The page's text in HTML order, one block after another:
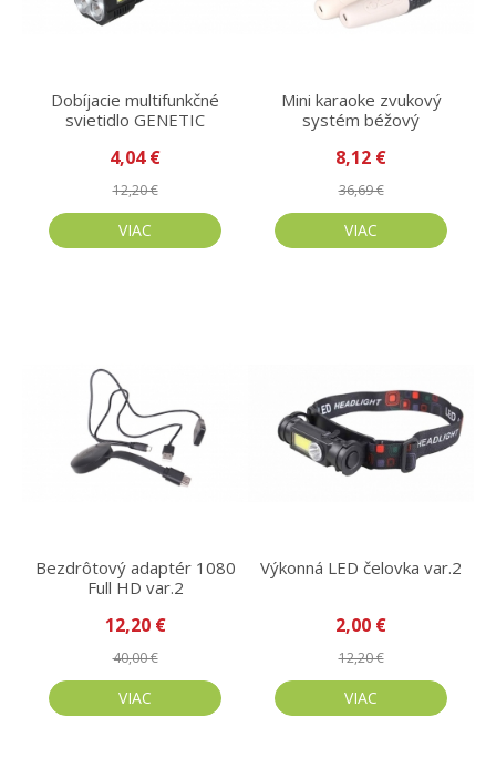
Dobíjacie multifunkčné
svietidlo GENETIC
4,04 €
12,20 €
VIAC
Mini karaoke zvukový
systém béžový
8,12 €
36,69 €
VIAC
Bezdrôtový adaptér 1080
Full HD var.2
12,20 €
40,00 €
VIAC
Výkonná LED čelovka var.2
2,00 €
12,20 €
VIAC